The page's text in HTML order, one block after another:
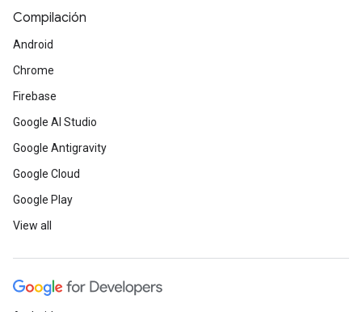
Compilación
Android
Chrome
Firebase
Google AI Studio
Google Antigravity
Google Cloud
Google Play
View all